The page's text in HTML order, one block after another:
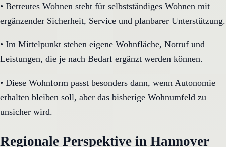
• Betreutes Wohnen steht für selbstständiges Wohnen mit
ergänzender Sicherheit, Service und planbarer Unterstützung.
• Im Mittelpunkt stehen eigene Wohnfläche, Notruf und
Leistungen, die je nach Bedarf ergänzt werden können.
• Diese Wohnform passt besonders dann, wenn Autonomie
erhalten bleiben soll, aber das bisherige Wohnumfeld zu
unsicher wird.
Regionale Perspektive in Hannover